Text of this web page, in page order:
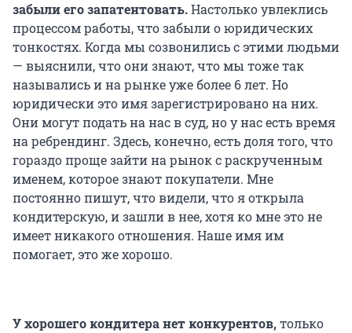
забыли его запатентовать.Настолько увлеклись
процессом работы, что забыли о юридических
тонкостях. Когда мы созвонились с этими людьми
— выяснили, что они знают, что мы тоже так
назывались и на рынке уже более 6 лет. Но
юридически это имя зарегистрировано на них.
Они могут подать на нас в суд, но у нас есть время
на ребрендинг. Здесь, конечно, есть доля того, что
гораздо проще зайти на рынок с раскрученным
именем, которое знают покупатели. Мне
постоянно пишут, что видели, что я открыла
кондитерскую, и зашли в нее, хотя ко мне это не
имеет никакого отношения. Наше имя им
помогает, это же хорошо.
У хорошего кондитера нет конкурентов,только